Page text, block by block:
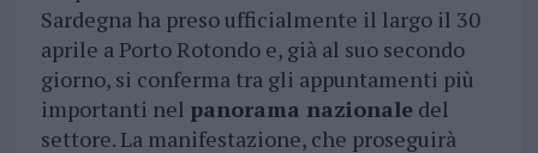
Sardegna ha preso ufficialmente il largo il 30
aprile a Porto Rotondo e, già al suo secondo
giorno, si conferma tra gli appuntamenti più
importanti nel panorama nazionaledel
settore. La manifestazione, che proseguirà